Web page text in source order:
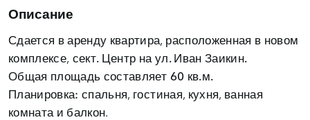
Описание
Сдается в аренду квартира, расположенная в новом
комплексе, сект. Центр на ул. Иван Заикин.
Общая площадь составляет 60 кв.м.
Планировка: спальня, гостиная, кухня, ванная
комната и балкон.